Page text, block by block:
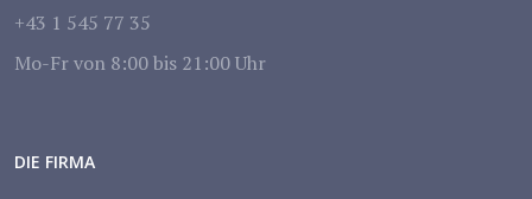
+43 1 545 77 35
Mo-Fr von 8:00 bis 21:00 Uhr
DIE FIRMA